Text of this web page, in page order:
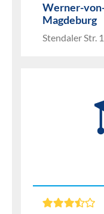
Werner-
Magdeburg
Stendaler Str.